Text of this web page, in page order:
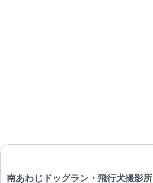
南あわじドッグラン・飛行犬撮影所